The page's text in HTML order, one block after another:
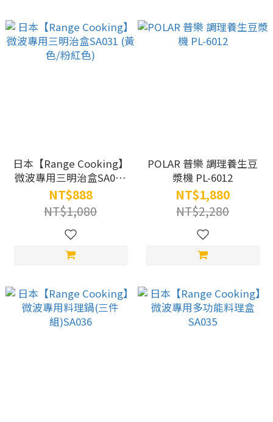
日本【Range Cooking】
微波專用三明治盒SA031
(黃色/粉紅色)
NT$888
NT$1,080
POLAR 普樂 調理養生豆
漿機 PL-6012
NT$1,880
NT$2,280